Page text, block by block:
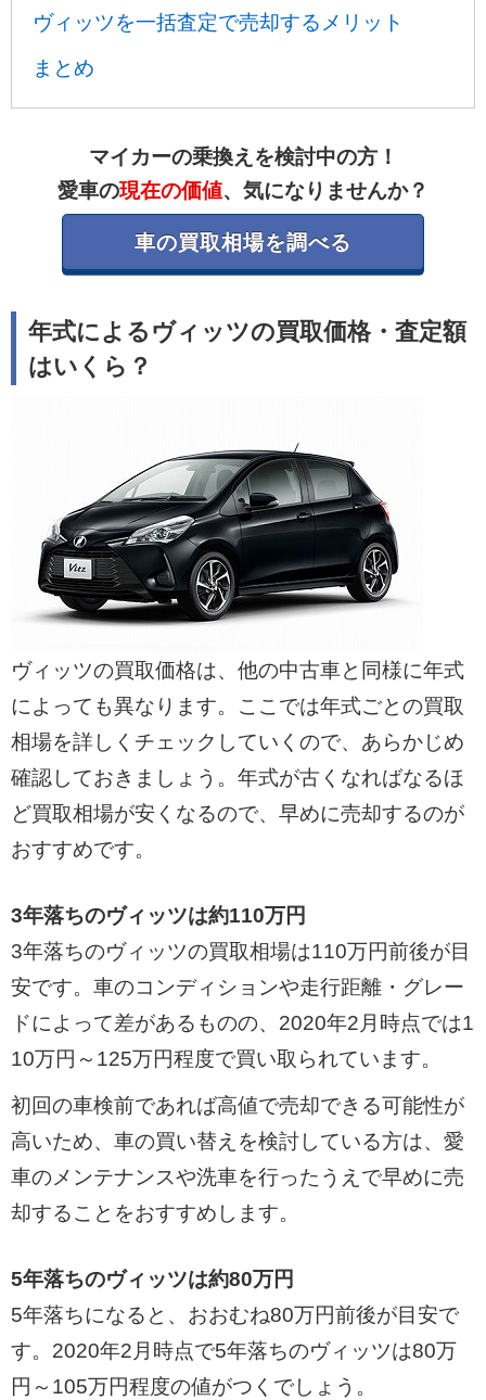
ヴィッツを一括査定で売却するメリット
まとめ
マイカーの乗換えを検討中の方！
愛車の現在の価値、気になりませんか？
車の買取相場を調べる
年式によるヴィッツの買取価格・査定額
はいくら？
ヴィッツの買取価格は、他の中古車と同様に年式
によっても異なります。ここでは年式ごとの買取
相場を詳しくチェックしていくので、あらかじめ
確認しておきましょう。年式が古くなればなるほ
ど買取相場が安くなるので、早めに売却するのが
おすすめです。
3年落ちのヴィッツは約110万円
3年落ちのヴィッツの買取相場は110万円前後が目
安です。車のコンディションや走行距離・グレー
ドによって差があるものの、2020年2月時点では1
10万円～125万円程度で買い取られています。
初回の車検前であれば高値で売却できる可能性が
高いため、車の買い替えを検討している方は、愛
車のメンテナンスや洗車を行ったうえで早めに売
却することをおすすめします。
5年落ちのヴィッツは約80万円
5年落ちになると、おおむね80万円前後が目安で
す。2020年2月時点で5年落ちのヴィッツは80万
円～105万円程度の値がつくでしょう。